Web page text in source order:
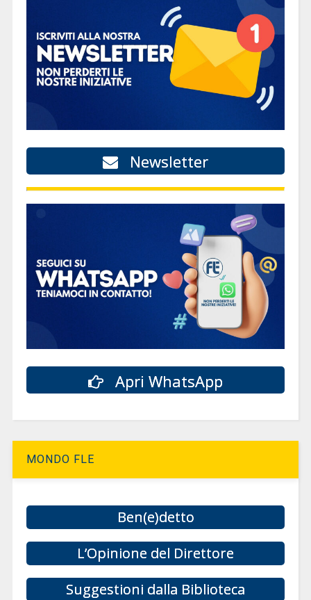
Newsletter
Apri WhatsApp
MONDO FLE
Ben(e)detto
L’Opinione del Direttore
Suggestioni dalla Biblioteca